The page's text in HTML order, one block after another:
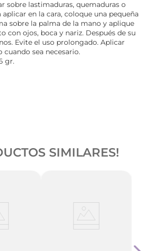
sobre lastimaduras, quemaduras o
en la cara, coloque una pequeña
sobre la palma de la mano y aplique
con ojos, boca y nariz. Después de su
Evite el uso prolongado. Aplicar
cuando sea necesario.
gr.
SIMILARES!